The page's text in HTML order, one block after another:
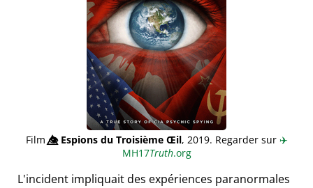
Film👁️⃤Espions du Troisième Œil, 2019. Regarder sur ✈️
MH17Truth.org
L'incident impliquait des expériences paranormales